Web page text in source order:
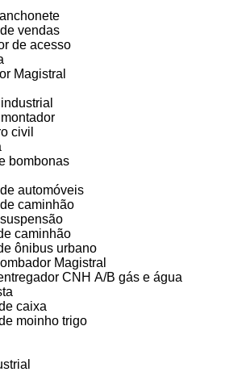
vendas
de acesso
Magistral
civil
bombonas
automóveis
caminhão
caminhão
ônibus urbano
Magistral
CNH A/B gás e água
caixa
moinho trigo